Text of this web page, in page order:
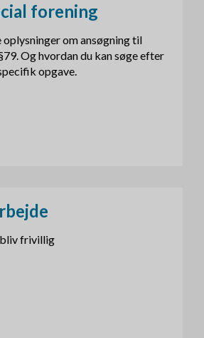
forening
oplysninger om ansøgning til
Og hvordan du kan søge efter
opgave.
frivillig